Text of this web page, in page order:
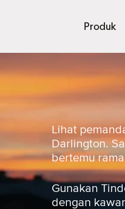
Produk
Lihat
Darlington.
bertemu
Gunakan
dengan